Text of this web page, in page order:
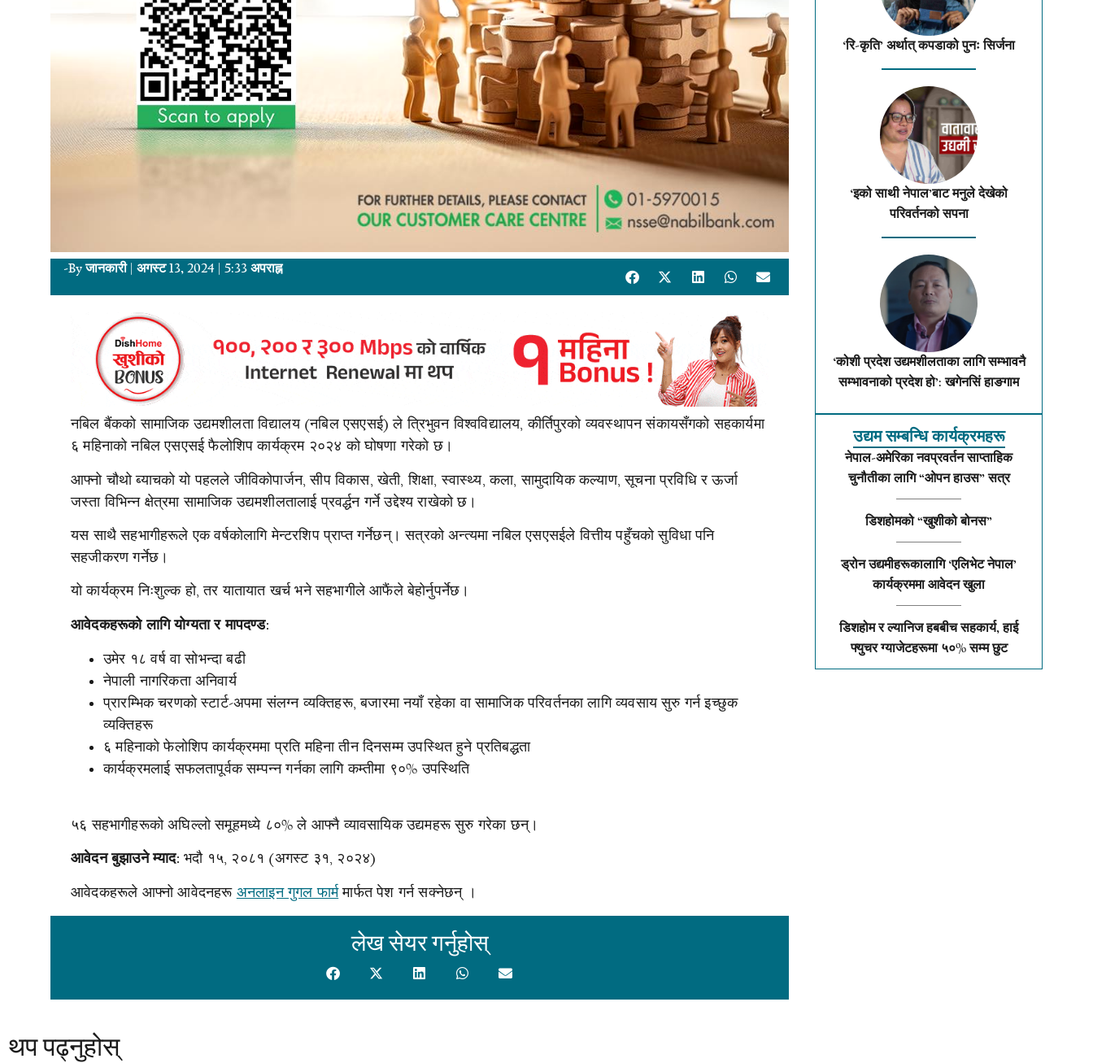
-Byजानकारी | अगस्ट 13, 2024 | 5:33 अपराह्न
नबिल बैंकको सामाजिक उद्यमशीलता विद्यालय (नबिल एसएसई) ले त्रिभुवन विश्वविद्यालय, कीर्तिपुरको व्यवस्थापन संकायसँगको सहकार्यमा
६ महिनाको नबिल एसएसई फैलोशिप कार्यक्रम २०२४ को घोषणा गरेको छ।
आफ्नो चौथो ब्याचको यो पहलले जीविकोपार्जन, सीप विकास, खेती, शिक्षा, स्वास्थ्य, कला, सामुदायिक कल्याण, सूचना प्रविधि र ऊर्जा
जस्ता विभिन्न क्षेत्रमा सामाजिक उद्यमशीलतालाई प्रवर्द्धन गर्ने उद्देश्य राखेको छ।
यस साथै सहभागीहरूले एक वर्षकोलागि मेन्टरशिप प्राप्त गर्नेछन्। सत्रको अन्त्यमा नबिल एसएसईले वित्तीय पहुँचको सुविधा पनि
सहजीकरण गर्नेछ।
यो कार्यक्रम निःशुल्क हो, तर यातायात खर्च भने सहभागीले आफैंले बेहोर्नुपर्नेछ।
आवेदकहरूको लागि योग्यता र मापदण्ड:
उमेर १८ वर्ष वा सोभन्दा बढी
नेपाली नागरिकता अनिवार्य
प्रारम्भिक चरणको स्टार्ट-अपमा संलग्न व्यक्तिहरू, बजारमा नयाँ रहेका वा सामाजिक परिवर्तनका लागि व्यवसाय सुरु गर्न इच्छुक
व्यक्तिहरू
६ महिनाको फेलोशिप कार्यक्रममा प्रति महिना तीन दिनसम्म उपस्थित हुने प्रतिबद्धता
कार्यक्रमलाई सफलतापूर्वक सम्पन्न गर्नका लागि कम्तीमा ९०% उपस्थिति
५६ सहभागीहरूको अघिल्लो समूहमध्ये ८०% ले आफ्नै व्यावसायिक उद्यमहरू सुरु गरेका छन्।
आवेदन बुझाउने म्याद: भदौ १५, २०८१ (अगस्ट ३१, २०२४)
आवेदकहरूले आफ्नो आवेदनहरू अनलाइन गुगल फार्ममार्फत पेश गर्न सक्नेछन् ।
लेख सेयर गर्नुहोस्
‘रि-कृति’ अर्थात् कपडाको पुनः सिर्जना
‘इको साथी नेपाल’बाट मनुले देखेको
परिवर्तनको सपना
‘कोशी प्रदेश उद्यमशीलताका लागि सम्भावनै
सम्भावनाको प्रदेश हो’: खगेनसिं हाङगाम
उद्यम सम्बन्धि कार्यक्रमहरू
नेपाल-अमेरिका नवप्रवर्तन साप्ताहिक
चुनौतीका लागि “ओपन हाउस” सत्र
डिशहोमको “खुशीको बोनस”
ड्रोन उद्यमीहरूकालागि ‘एलिभेट नेपाल’
कार्यक्रममा आवेदन खुला
डिशहोम र ल्यानिज हबबीच सहकार्य, हाई
फ्युचर ग्याजेटहरूमा ५०% सम्म छुट
थप पढ्नुहोस्